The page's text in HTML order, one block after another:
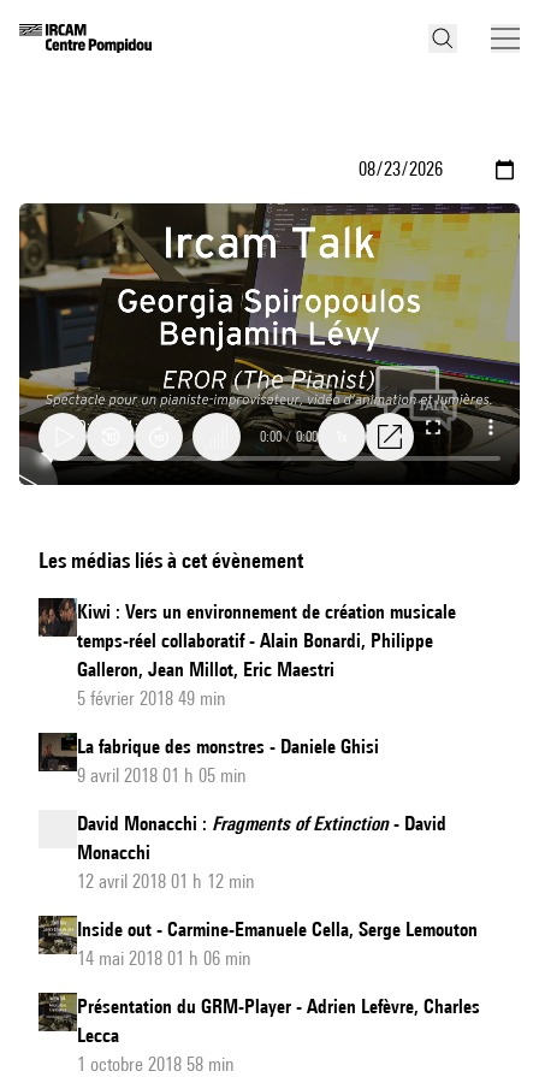
Ircam
Talks
:
EROR
Pianist),
spectacle
pianiste-
vidéo
d'animation
et
lumières
0:00 / 0:00
Les médias liés à cet évènement
Kiwi : Vers un environnement de création musicale
temps-réel collaboratif - Alain Bonardi, Philippe
Galleron, Jean Millot, Eric Maestri
5 février 2018 49 min
La fabrique des monstres - Daniele Ghisi
9 avril 2018 01 h 05 min
David Monacchi : Fragments of Extinction- David
Monacchi
12 avril 2018 01 h 12 min
Inside out - Carmine-Emanuele Cella, Serge Lemouton
14 mai 2018 01 h 06 min
Présentation du GRM-Player - Adrien Lefèvre, Charles
Lecca
1 octobre 2018 58 min